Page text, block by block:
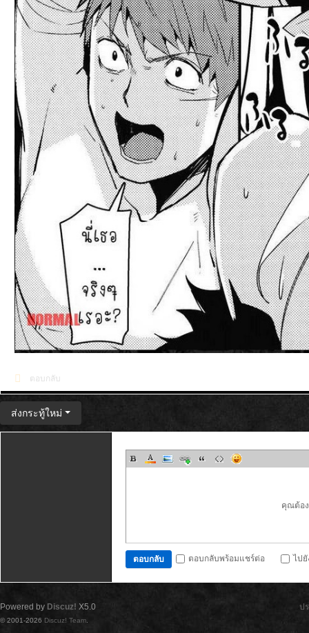
ตอบกลับ
ส่งกระทู้ใหม่
คุณต้อง
ตอบกลับ ตอบกลับพร้อมแชร์ต่อ ไป
ป
Powered by Discuz! X5.0
© 2001-2026 Discuz! Team